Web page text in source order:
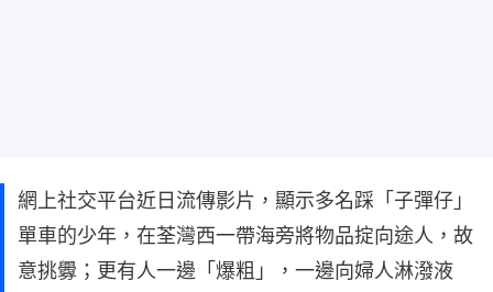
網上社交平台近日流傳影片，顯示多名踩「子彈仔」
單車的少年，在荃灣西一帶海旁將物品掟向途人，故
意挑釁；更有人一邊「爆粗」，一邊向婦人淋潑液